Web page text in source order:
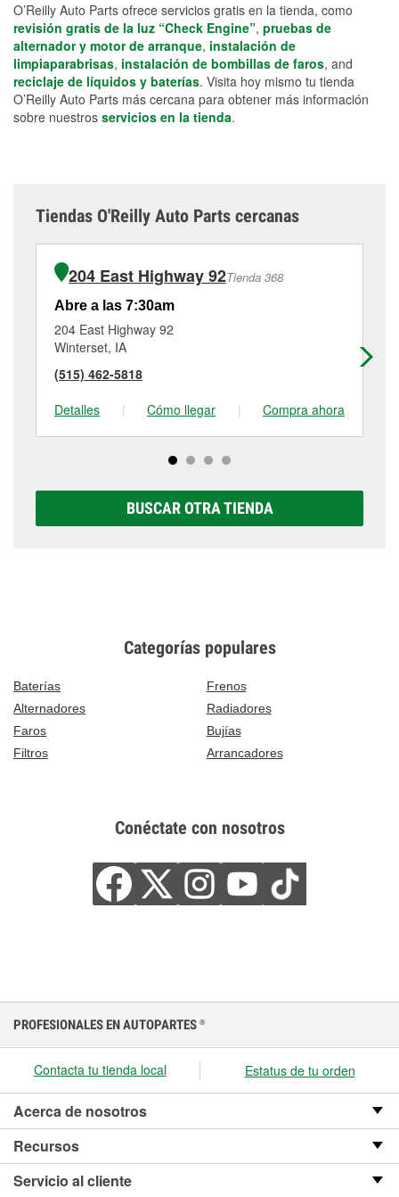
O’Reilly Auto Parts ofrece servicios gratis en la tienda, como
revisión gratis de la luz “Check Engine”, pruebas de
alternador y motor de arranque, instalación de
limpiaparabrisas, instalación de bombillas de faros, and
reciclaje de líquidos y baterías. Visita hoy mismo tu tienda
O’Reilly Auto Parts más cercana para obtener más información
sobre nuestros servicios en la tienda.
Tiendas O'Reilly Auto Parts cercanas
204 East Highway 92Tienda 368
Abre a las 7:30am
204 East Highway 92
Winterset, IA
(515) 462-5818
Detalles
| Cómo llegar | Compra ahora
BUSCAR OTRA TIENDA
Categorías populares
Baterías
Frenos
Alternadores
Radiadores
Faros
Bujías
Filtros
Arrancadores
Conéctate con nosotros
PROFESIONALES EN AUTOPARTES ®
Contacta tu tienda local Estatus de tu orden
Acerca de nosotros
Recursos
Servicio al cliente